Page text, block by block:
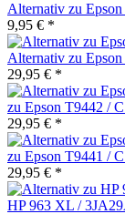
Alternativ zu
9,95 € *
Alternativ zu
29,95 € *
zu Epson T9442 /
29,95 € *
zu Epson T9441 /
29,95 € *
HP 963 XL /